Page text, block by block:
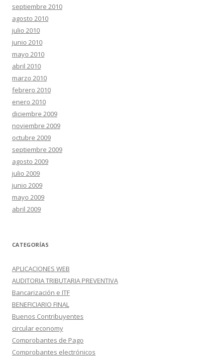
septiembre 2010
agosto 2010
julio 2010
junio 2010
mayo 2010
abril 2010
marzo 2010
febrero 2010
enero 2010
diciembre 2009
noviembre 2009
octubre 2009
septiembre 2009
agosto 2009
julio 2009
junio 2009
mayo 2009
abril 2009
CATEGORÍAS
APLICACIONES WEB
AUDITORIA TRIBUTARIA PREVENTIVA
Bancarización e ITF
BENEFICIARIO FINAL
Buenos Contribuyentes
circular economy
Comprobantes de Pago
Comprobantes electrónicos